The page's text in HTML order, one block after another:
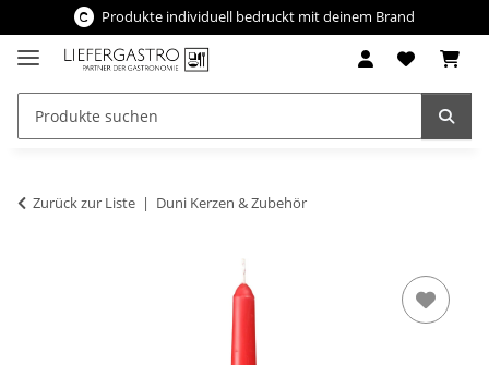
Produkte individuell bedruckt mit deinem Brand
Zurück zur Liste Duni Kerzen & Zubehör